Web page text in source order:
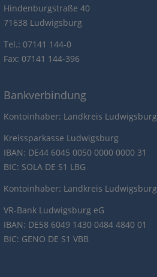
Hindenburgstraße 40
71638 Ludwigsburg
Tel.: 07141 144-0
Fax: 07141 144-396
Bankverbindung
Kontoinhaber: Landkreis Ludwigsburg
Kreissparkasse Ludwigsburg
IBAN: DE44 6045 0050 0000 0000 31
BIC: SOLA DE S1 LBG
Kontoinhaber: Landkreis Ludwigsburg
VR-Bank Ludwigsburg eG
IBAN: DE58 6049 1430 0484 4840 01
BIC: GENO DE S1 VBB